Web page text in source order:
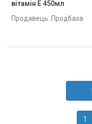
вітамін Е 450мл
Продавець: Продбаза
1